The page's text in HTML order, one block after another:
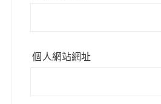
個人網站網址